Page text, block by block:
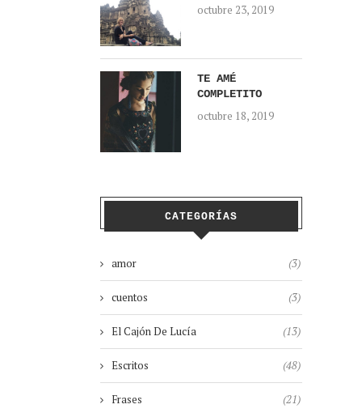
octubre 23, 2019
TE AMÉ
COMPLETITO
octubre 18, 2019
CATEGORÍAS
amor (3)
cuentos (3)
El Cajón De Lucía (13)
Escritos (48)
Frases (21)